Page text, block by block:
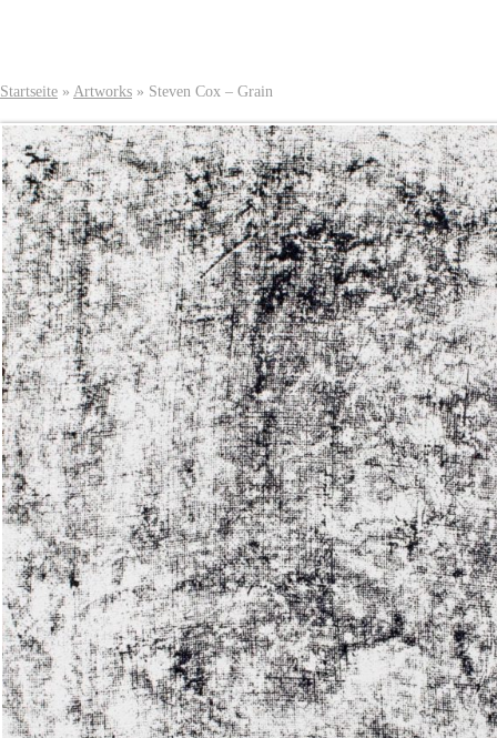
Startseite » Artworks » Steven Cox – Grain